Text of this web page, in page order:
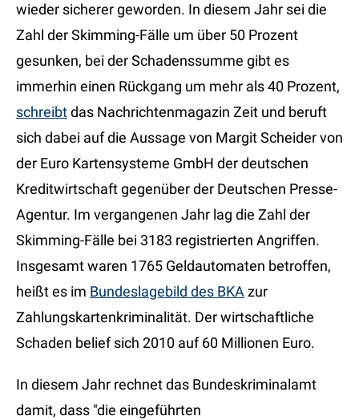
wieder sicherer geworden. In diesem Jahr sei die
Zahl der Skimming-Fälle um über 50 Prozent
gesunken, bei der Schadenssumme gibt es
immerhin einen Rückgang um mehr als 40 Prozent,
schreibtdas Nachrichtenmagazin Zeit und beruft
sich dabei auf die Aussage von Margit Scheider von
der Euro Kartensysteme GmbH der deutschen
Kreditwirtschaft gegenüber der Deutschen Presse-
Agentur. Im vergangenen Jahr lag die Zahl der
Skimming-Fälle bei 3183 registrierten Angriffen.
Insgesamt waren 1765 Geldautomaten betroffen,
heißt es im Bundeslagebild des BKA zur
Zahlungskartenkriminalität. Der wirtschaftliche
Schaden belief sich 2010 auf 60 Millionen Euro.
In diesem Jahr rechnet das Bundeskriminalamt
damit, dass "die eingeführten